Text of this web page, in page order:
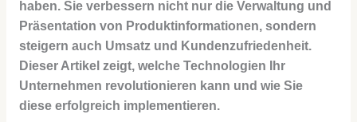
haben. Sie verbessern nicht nur die Verwaltung und
Präsentation von Produktinformationen, sondern
steigern auch Umsatz und Kundenzufriedenheit.
Dieser Artikel zeigt, welche Technologien Ihr
Unternehmen revolutionieren kann und wie Sie
diese erfolgreich implementieren.